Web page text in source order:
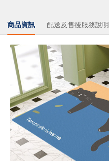
商品資訊 配送及售後服務說明